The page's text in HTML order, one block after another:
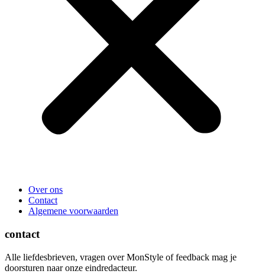
Over ons
Contact
Algemene voorwaarden
contact
Alle liefdesbrieven, vragen over MonStyle of feedback mag je
doorsturen naar onze eindredacteur.